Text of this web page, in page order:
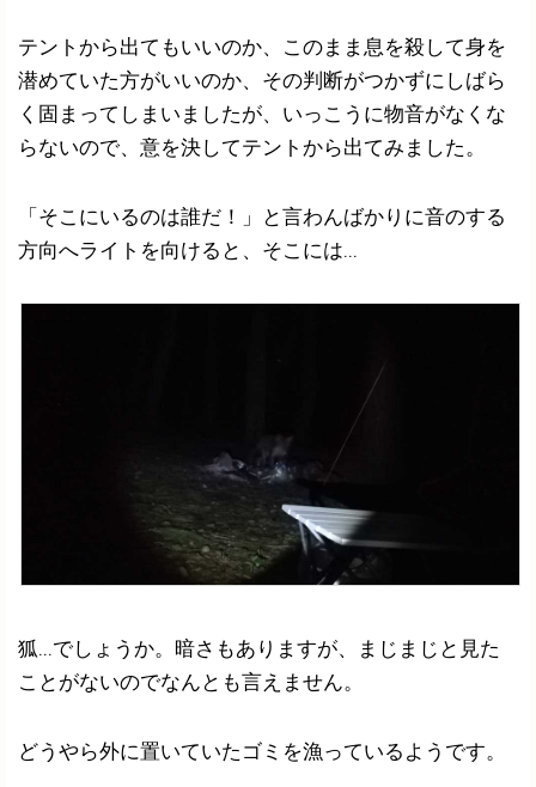
テントから出てもいいのか、このまま息を殺して身を
潜めていた方がいいのか、その判断がつかずにしばら
く固まってしまいましたが、いっこうに物音がなくな
らないので、意を決してテントから出てみました。
「そこにいるのは誰だ！」と言わんばかりに音のする
方向へライトを向けると、そこには...
狐...でしょうか。暗さもありますが、まじまじと見た
ことがないのでなんとも言えません。
どうやら外に置いていたゴミを漁っているようです。